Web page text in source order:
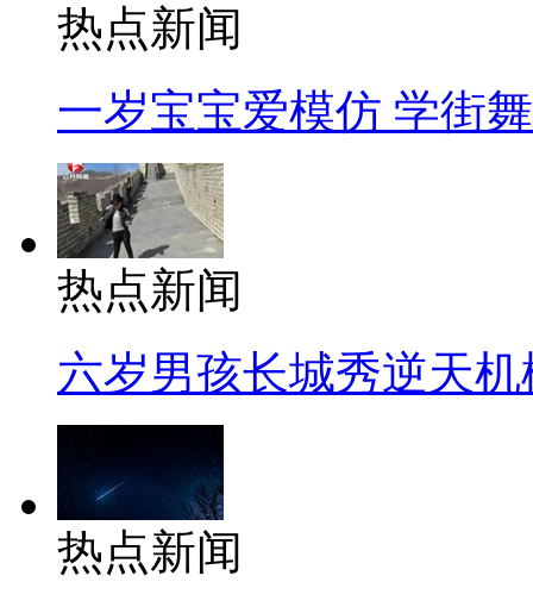
热点新闻
一岁宝宝爱模仿 学街
热点新闻
六岁男孩长城秀逆天机
热点新闻